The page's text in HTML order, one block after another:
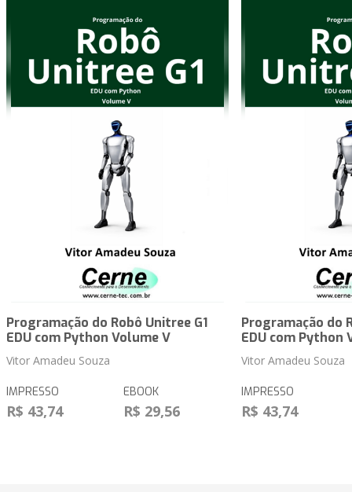
Programação do Robô Unitree G1
EDU com Python Volume V
Vitor Amadeu Souza
IMPRESSO
R$ 43,74
EBOOK
R$ 29,56
Programação do
EDU com Python
Vitor Amadeu Souza
IMPRESSO
R$ 43,74